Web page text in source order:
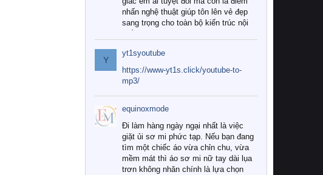
nhấn nghệ thuật giúp tôn lên vẻ đẹp
sang trọng cho toàn bộ kiến trúc nội
Tuy nhiên, giữa thị trường đa dạng
với vô vàn thương hiệu và mẫu mã
như hiện nay, làm thế nào để chọn
được những bộ chăn ga gối đệm cao
cấp thực sự chất lượng, phù hợp với
khí hậu và nhu cầu sử dụng của gia
đình? Hãy cùng chúng tôi đi tìm lời
giải đáp chi tiết qua bài viết dưới đây.
1. Tại sao các gia đình hiện đại lại ưa
chuộng chăn ga gối đệm cao cấp?
Y
yt1syoutube
https://www-yt1s.click/youtube-to-
mp3/
equinoxmode
Đi làm hàng ngày ngại nhất là việc
giặt ủi sơ mi phức tạp. Nếu bạn đang
tìm một chiếc áo vừa chỉn chu, vừa
mềm mát thì áo sơ mi nữ tay dài lụa
trơn không nhăn chính là lựa chọn